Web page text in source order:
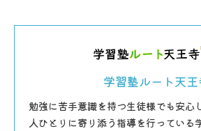
学習塾ルート天王
勉強に苦手意識を持つ生徒様でも安心
人ひとりに寄り添う指導を行っている